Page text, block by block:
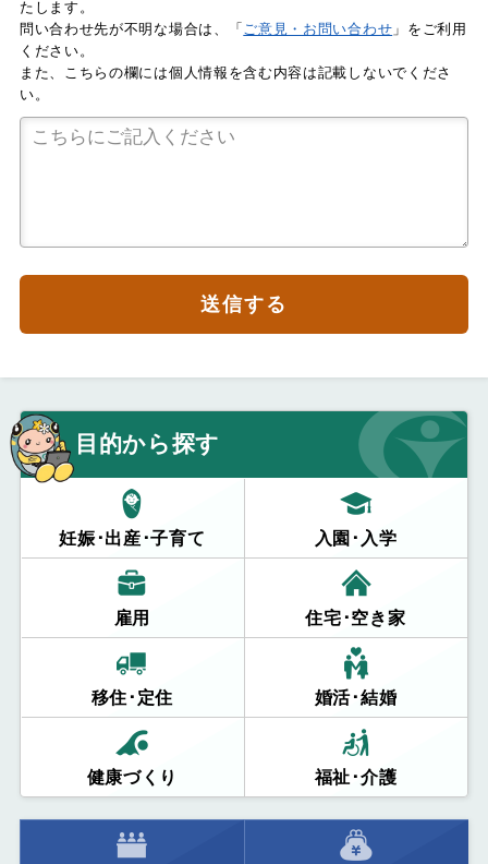
たします。
問い合わせ先が不明な場合は、「 ご意見・お問い合わせ 」をご利用
ください。
また、こちらの欄には個人情報を含む内容は記載しないでくださ
い。
送信する
目的から探す
妊娠･出産･子育て 入園･入学
雇用 住宅･空き家
移住･定住 婚活･結婚
健康づくり 福祉･介護